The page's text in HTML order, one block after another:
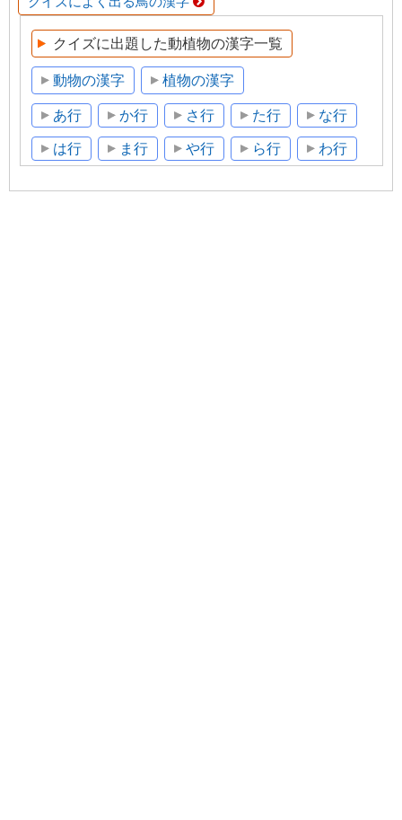
クイズに出題した動植物の漢字一覧
動物の漢字 植物の漢字
あ行 か行 さ行 た行 な行
は行 ま行 や行 ら行 わ行